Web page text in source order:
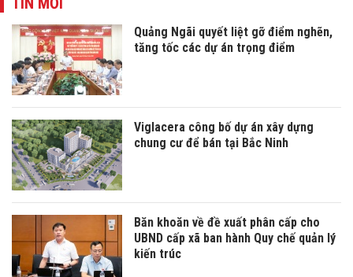
Quảng Ngãi quyết liệt gỡ điểm nghẽn,
tăng tốc các dự án trọng điểm
Viglacera công bố dự án xây dựng
chung cư để bán tại Bắc Ninh
Băn khoăn về đề xuất phân cấp cho
UBND cấp xã ban hành Quy chế quản lý
kiến trúc